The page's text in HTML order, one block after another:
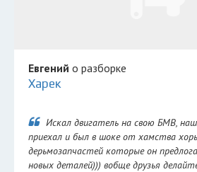
Евгений о разборке
Харек
Искал двигатель на свою БМВ,
приехал и был в шоке от хамства
дерьмозапчастей которые он
новых деталей))) вобще друзья